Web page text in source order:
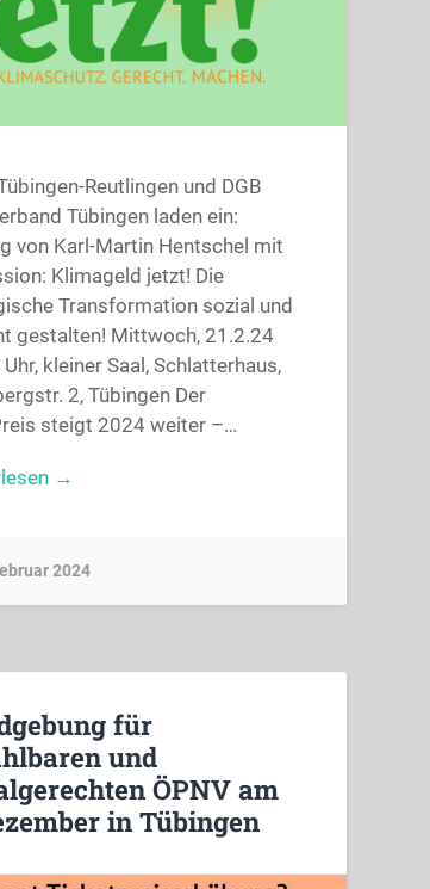
Reutlingen und DGB
Tübingen laden ein:
von Karl-Martin Hentschel mit
Klimageld jetzt! Die
Transformation sozial und
gestalten! Mittwoch, 21.2.24
kleiner Saal, Schlatterhaus,
2, Tübingen Der
steigt 2024 weiter –…
→
2024
für
und
ÖPNV am
in Tübingen